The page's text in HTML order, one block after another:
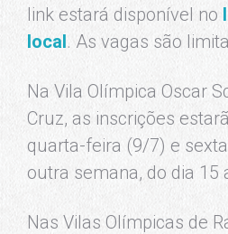
link estará disponível no
local. As vagas são
Na Vila Olímpica Oscar
Cruz, as inscrições
quarta-feira (9/7) e
outra semana, do dia 15
Nas Vilas Olímpicas de